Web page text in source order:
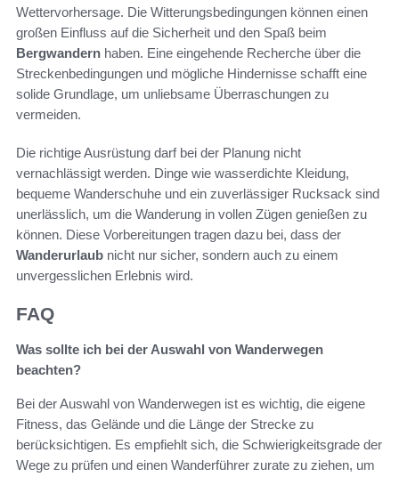
Wettervorhersage. Die Witterungsbedingungen können einen
großen Einfluss auf die Sicherheit und den Spaß beim
Bergwandern haben. Eine eingehende Recherche über die
Streckenbedingungen und mögliche Hindernisse schafft eine
solide Grundlage, um unliebsame Überraschungen zu
vermeiden.
Die richtige Ausrüstung darf bei der Planung nicht
vernachlässigt werden. Dinge wie wasserdichte Kleidung,
bequeme Wanderschuhe und ein zuverlässiger Rucksack sind
unerlässlich, um die Wanderung in vollen Zügen genießen zu
können. Diese Vorbereitungen tragen dazu bei, dass der
Wanderurlaub nicht nur sicher, sondern auch zu einem
unvergesslichen Erlebnis wird.
FAQ
Was sollte ich bei der Auswahl von Wanderwegen
beachten?
Bei der Auswahl von Wanderwegen ist es wichtig, die eigene
Fitness, das Gelände und die Länge der Strecke zu
berücksichtigen. Es empfiehlt sich, die Schwierigkeitsgrade der
Wege zu prüfen und einen Wanderführer zurate zu ziehen, um